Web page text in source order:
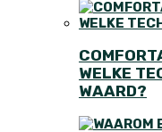
WELKE
WAARD?